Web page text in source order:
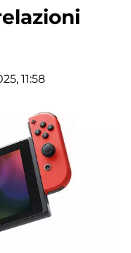
11:58